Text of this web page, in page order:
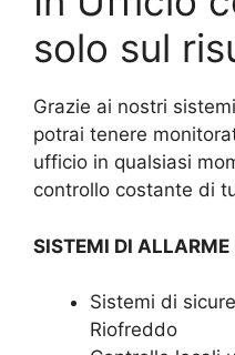
solo sul
Grazie ai nostri
potrai tenere
ufficio in qualsiasi
controllo costante di
SISTEMI DI
Sistemi di
Riofreddo